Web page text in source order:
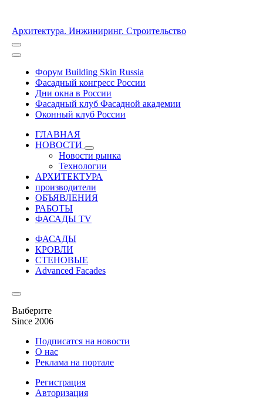
Архитектура. Инжиниринг. Строительство
Форум Building Skin Russia
Фасадный конгресс России
Дни окна в России
Фасадный клуб Фасадной академии
Оконный клуб России
ГЛАВНАЯ
НОВОСТИ
Новости рынка
Технологии
АРХИТЕКТУРА
производители
ОБЪЯВЛЕНИЯ
РАБОТЫ
ФАСАДЫ TV
ФАСАДЫ
КРОВЛИ
СТЕНОВЫЕ
Advanced Facades
Выберите
Since 2006
Подписатся на новости
О нас
Реклама на портале
Регистрация
Авторизация